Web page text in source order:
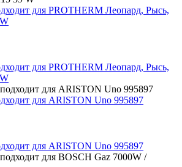
для PROTHERM Леопард, Рысь,
для PROTHERM Леопард, Рысь,
для ARISTON Uno 995897
для ARISTON Uno 995897